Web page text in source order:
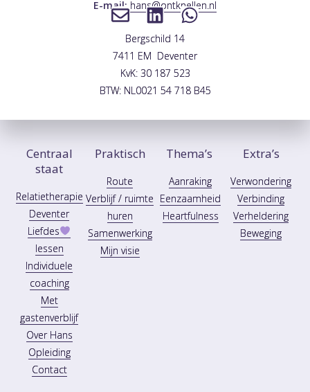
E-mail: hans@ontknellen.nl
Bergschild 14
7411 EM Deventer
KvK: 30 187 523
BTW: NL0021 54 718 B45
Centraal
staat
Relatietherapie
Deventer
Liefdes
lessen
Individuele
coaching
Met
gastenverblijf
Over Hans
Opleiding
Contact
Praktisch
Route
Verblijf / ruimte
huren
Samenwerking
Mijn visie
Thema’s
Aanraking
Eenzaamheid
Heartfulness
Extra’s
Verwondering
Verbinding
Verheldering
Beweging